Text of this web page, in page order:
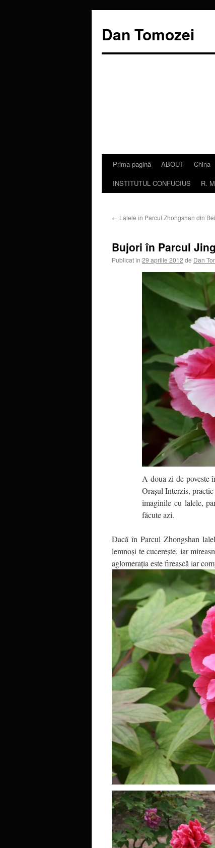
Dan Tomozei
SariPrima pagină ABOUT China
INSTITUTUL CONFUCIUS
R.
← Lalele în Parcul Zhongshan din
Bujori în Parcul
Publicat în 29 aprilie 2012 de Dan
A doua zi de poveste
Oraşul Interzis,
imaginile cu lalele,
făcute azi.
Dacă în Parcul Zhongshan
lemnoşi te cucereşte, iar
aglomeraţia este firească iar